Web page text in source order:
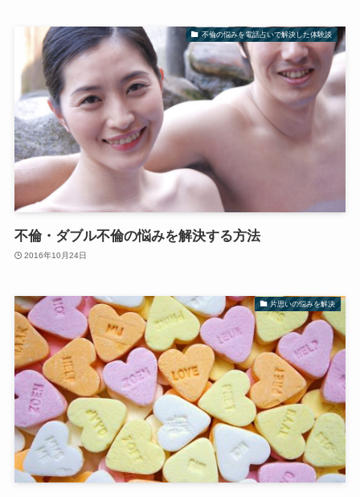
不倫の悩みを電話占いで解決した体験談
不倫・ダブル不倫の悩みを解決する方法
2016年10月24日
片思いの悩みを解決